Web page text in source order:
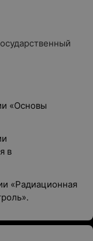
«Основы
в
«Радиационная